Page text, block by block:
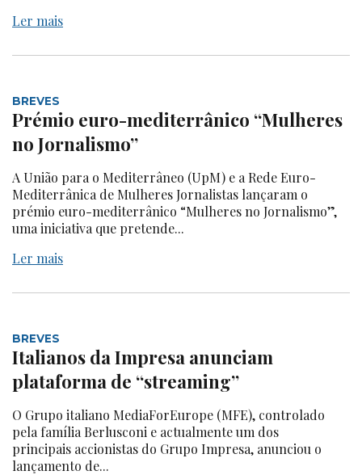
Ler mais
BREVES
Prémio euro-mediterrânico “Mulheres
no Jornalismo”
A União para o Mediterrâneo (UpM) e a Rede Euro-
Mediterrânica de Mulheres Jornalistas lançaram o
prémio euro-mediterrânico “Mulheres no Jornalismo”,
uma iniciativa que pretende...
Ler mais
BREVES
Italianos da Impresa anunciam
plataforma de “streaming”
O Grupo italiano MediaForEurope (MFE), controlado
pela família Berlusconi e actualmente um dos
principais accionistas do Grupo Impresa, anunciou o
lançamento de...